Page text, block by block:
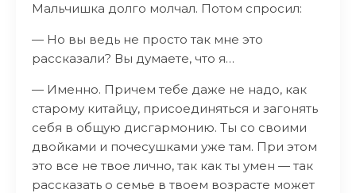
Мальчишка долго молчал. Потом спросил:
— Но вы ведь не просто так мне это
рассказали? Вы думаете, что я…
— Именно. Причем тебе даже не надо, как
старому китайцу, присоединяться и загонять
себя в общую дисгармонию. Ты со своими
двойками и почесушками уже там. При этом
это все не твое лично, так как ты умен — так
рассказать о семье в твоем возрасте может